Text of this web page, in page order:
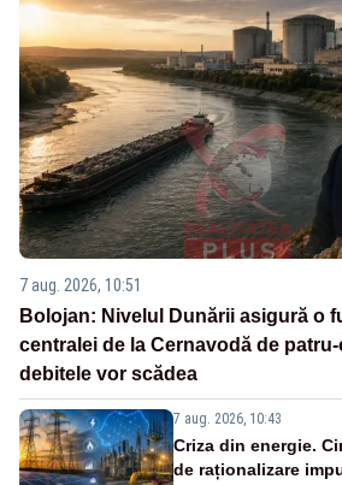
7 aug. 2026, 10:51
Bolojan: Nivelul Dunării asigură o
centralei de la Cernavodă de
debitele vor scădea
7 aug. 2026, 10:43
Criza din energie.
de raționalizare